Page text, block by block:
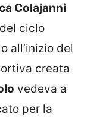
Colajanni
ciclo
all’inizio del
creata
vedeva a
per la